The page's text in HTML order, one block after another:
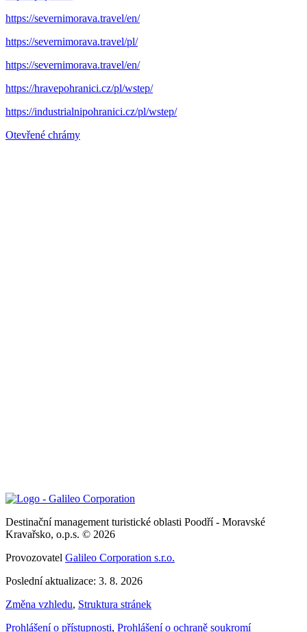
https://severnimorava.travel/en/
https://severnimorava.travel/pl/
https://severnimorava.travel/en/
https://hravepohranici.cz/pl/wstep/
https://industrialnipohranici.cz/pl/wstep/
Otevřené chrámy
Destinační management turistické oblasti Poodří - Moravské
Kravařsko, o.p.s. © 2026
Provozovatel Galileo Corporation s.r.o.
Poslední aktualizace: 3. 8. 2026
Změna vzhledu, Struktura stránek
Prohlášení o přístupnosti, Prohlášení o ochraně soukromí